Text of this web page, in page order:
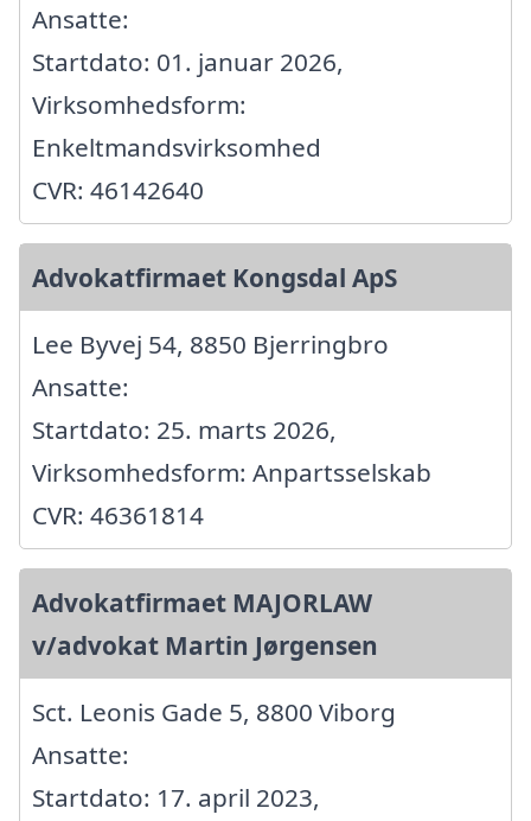
Ansatte:
Startdato: 01. januar 2026,
Virksomhedsform:
Enkeltmandsvirksomhed
CVR: 46142640
Advokatfirmaet Kongsdal ApS
Lee Byvej 54, 8850 Bjerringbro
Ansatte:
Startdato: 25. marts 2026,
Virksomhedsform: Anpartsselskab
CVR: 46361814
Advokatfirmaet MAJORLAW
v/advokat Martin Jørgensen
Sct. Leonis Gade 5, 8800 Viborg
Ansatte:
Startdato: 17. april 2023,